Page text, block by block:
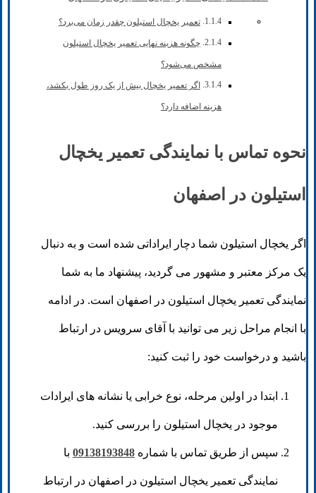
تعمیر یخچال استیلون چقدر زمان می‌برد؟
چگونه هزینه نهایی تعمیر یخچال استیلون
مشخص می‌شود؟
اگر تعمیر یخچال بیش از یک روز طول بکشد،
هزینه اضافه دارد؟
نحوه تماس با نمایندگی تعمیر یخچال
استیلون در اصفهان
اگر یخچال استیلون شما دچار ایراداتی شده است و به دنبال
یک مرکز معتبر و مشهور می گردید، پیشنهاد ما به شما
نمایندگی تعمیر یخچال استیلون در اصفهان است. در ادامه
با انجام مراحل زیر می توانید با آقای سرویس در ارتباط
باشید و درخواست خود را ثبت کنید:
ابتدا در اولین مرحله، نوع خرابی یا نشانه های ایرادات
موجود در یخچال استیلون را بررسی کنید.
سپس از طریق تماس با شماره 09138193848 با
نمایندگی تعمیر یخچال استیلون در اصفهان در ارتباط